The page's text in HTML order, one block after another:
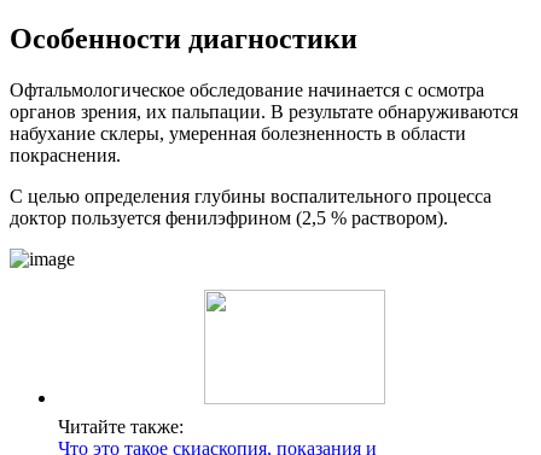
Особенности диагностики
Офтальмологическое обследование начинается с осмотра
органов зрения, их пальпации. В результате обнаруживаются
набухание склеры, умеренная болезненность в области
покраснения.
С целью определения глубины воспалительного процесса
доктор пользуется фенилэфрином (2,5 % раствором).
Читайте также:
Что это такое скиаскопия, показания и